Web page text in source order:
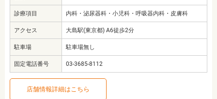
診療項目 内科・泌尿器科・小児科・呼吸器内科・皮膚科
アクセス 大島駅(東京都) A6徒歩2分
駐車場 駐車場無し
固定電話番号 03-3685-8112
店舗情報詳細はこちら